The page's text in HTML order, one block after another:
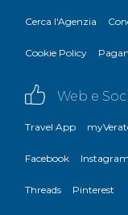
Cerca l'Agenzia
Cookie Policy
Web e
Travel App
Facebook Instagram
Threads Pinterest